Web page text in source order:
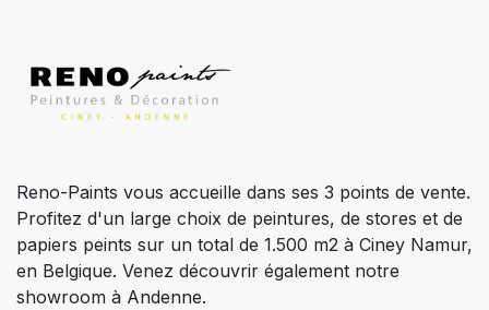
Reno-Paints vous accueille dans ses 3 points de vente.
Profitez d'un large choix de peintures, de stores et de
papiers peints sur un total de 1.500 m2 à Ciney Namur,
en Belgique. Venez découvrir également notre
showroom à Andenne.